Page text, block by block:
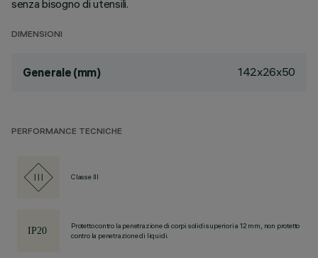
senza bisogno di utensili.
DIMENSIONI
Generale (mm) 142x26x50
PERFORMANCE TECNICHE
Classe III
Protetto contro la penetrazione di corpi solidi superiori a 12 mm, non protetto
contro la penetrazione di liquidi.